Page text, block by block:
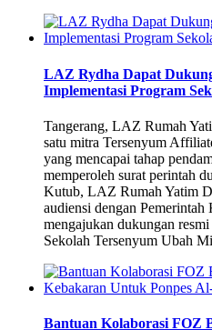
LAZ Rydha Dapat
Implementasi Program
Tangerang, LAZ Rumah
satu mitra Tersenyum
yang mencapai tahap
memperoleh surat perintah
Kutub, LAZ Rumah Yatim
audiensi dengan Pemerintah
mengajukan dukungan
Sekolah Tersenyum Ubah
Bantuan Kolaborasi FOZ